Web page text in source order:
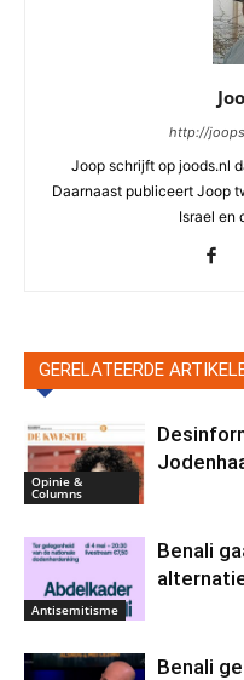
http://
Joop schrijft op joods.nl
Daarnaast publiceert Joop
Israel en
GERELATEERDE
Opinie &
Columns
Antisemitisme
Benali
Benali